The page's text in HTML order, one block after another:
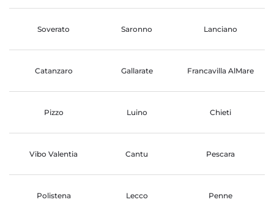
Soverato Saronno Lanciano
Catanzaro Gallarate Francavilla AlMare
Pizzo Luino Chieti
Vibo Valentia Cantu Pescara
Polistena Lecco Penne